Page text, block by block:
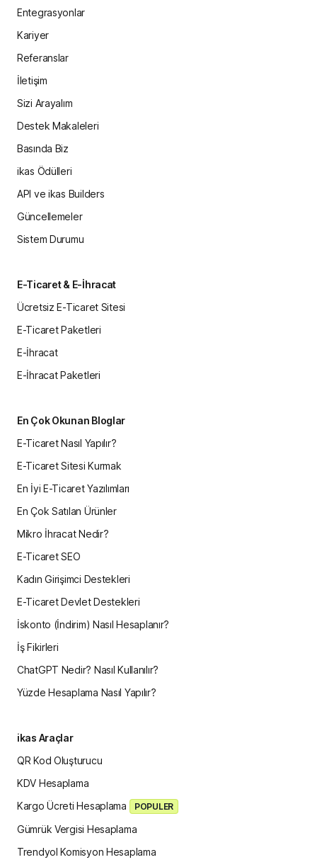
En Çok Okunan Bloglar
E-Ticaret Nasıl Yapılır?
E-Ticaret Sitesi Kurmak
En İyi E-Ticaret Yazılımları
En Çok Satılan Ürünler
Mikro İhracat Nedir?
E-Ticaret SEO
Kadın Girişimci Destekleri
E-Ticaret Devlet Destekleri
İskonto (İndirim) Nasıl Hesaplanır?
İş Fikirleri
ChatGPT Nedir? Nasıl Kullanılır?
Yüzde Hesaplama Nasıl Yapılır?
Entegrasyonlar
Kariyer
Referanslar
İletişim
Sizi Arayalım
Destek Makaleleri
Basında Biz
ikas Ödülleri
API ve ikas Builders
Güncellemeler
Sistem Durumu
E-Ticaret & E-İhracat
Ücretsiz E-Ticaret Sitesi
E-Ticaret Paketleri
E-İhracat
E-İhracat Paketleri
ikas Araçlar
QR Kod Oluşturucu
KDV Hesaplama
Kargo Ücreti Hesaplama
POPULER
Gümrük Vergisi Hesaplama
Trendyol Komisyon Hesaplama